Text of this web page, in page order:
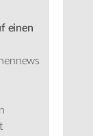
einen